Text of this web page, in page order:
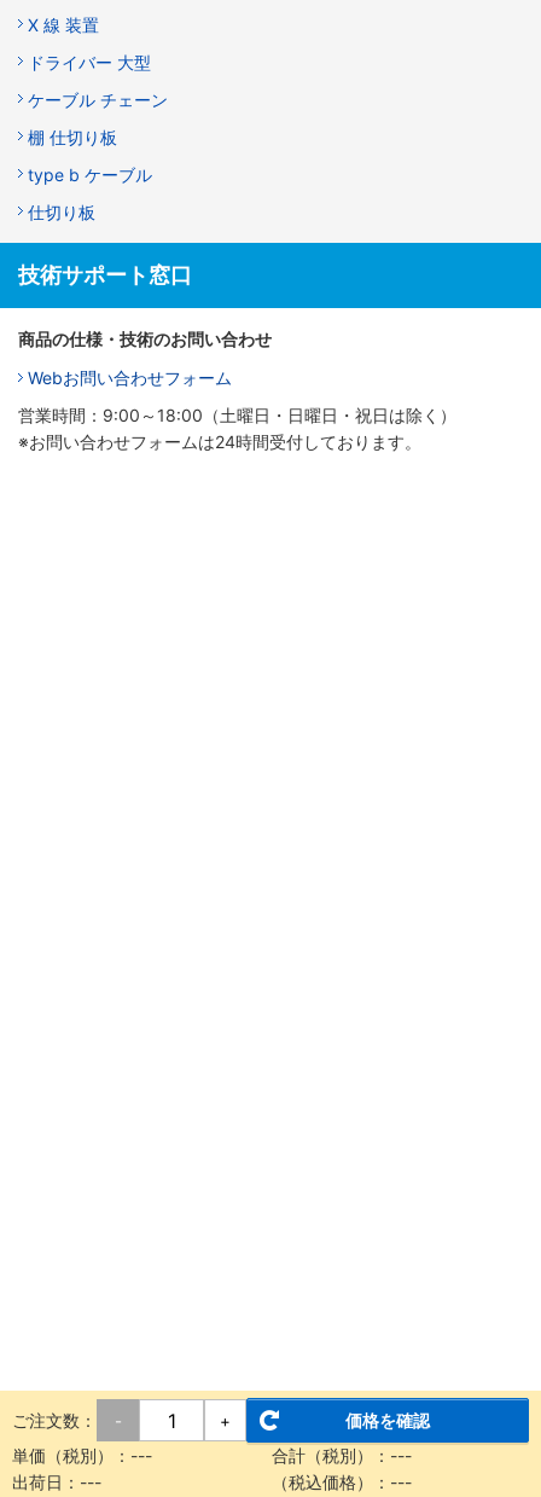
X 線 装置
ドライバー 大型
ケーブル チェーン
棚 仕切り板
type b ケーブル
仕切り板
技術サポート窓口
商品の仕様・技術のお問い合わせ
Webお問い合わせフォーム
営業時間：9:00～18:00（土曜日・日曜日・祝日は除く）
※お問い合わせフォームは24時間受付しております。
ご注文数： - +
価格を確認
単価（税別）： --- 合計（税別）： ---
出荷日： --- （税込価格）： ---